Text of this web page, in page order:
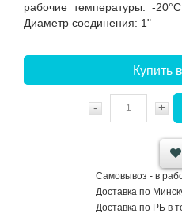
рабочие температуры: -
Диаметр соединения: 1"
Купить
- +
Самовывоз - в
Доставка по
Доставка по РБ в